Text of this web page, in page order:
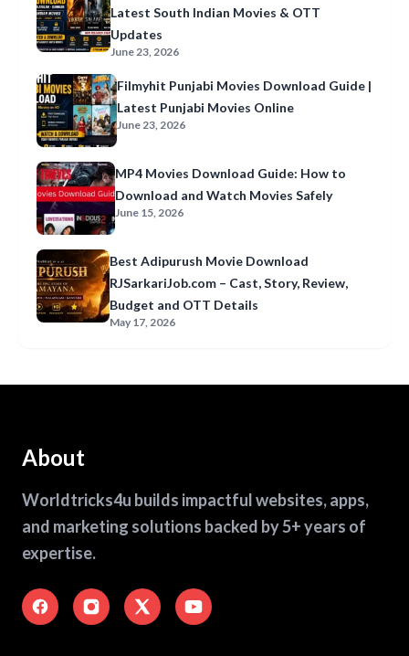
Latest South Indian Movies & OTT
Updates
June 23, 2026
Filmyhit Punjabi Movies Download Guide |
Latest Punjabi Movies Online
June 23, 2026
MP4 Movies Download Guide: How to
Download and Watch Movies Safely
June 15, 2026
Best Adipurush Movie Download
RJSarkariJob.com – Cast, Story, Review,
Budget and OTT Details
May 17, 2026
About
Worldtricks4u builds impactful websites, apps,
and marketing solutions backed by 5+ years of
expertise.